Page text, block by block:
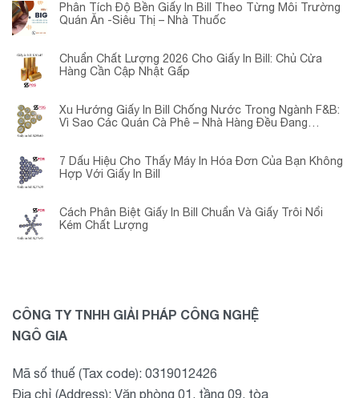
Phân Tích Độ Bền Giấy In Bill Theo Từng Môi Trường
Quán Ăn -Siêu Thị – Nhà Thuốc
Chuẩn Chất Lượng 2026 Cho Giấy In Bill: Chủ Cửa
Hàng Cần Cập Nhật Gấp
Xu Hướng Giấy In Bill Chống Nước Trong Ngành F&B:
Vì Sao Các Quán Cà Phê – Nhà Hàng Đều Đang
7 Dấu Hiệu Cho Thấy Máy In Hóa Đơn Của Bạn Không
Hợp Với Giấy In Bill
Cách Phân Biệt Giấy In Bill Chuẩn Và Giấy Trôi Nổi
Kém Chất Lượng
CÔNG TY TNHH GIẢI PHÁP CÔNG NGHỆ
NGÔ GIA
Mã số thuế (Tax code): 0319012426
Địa chỉ (Address): Văn phòng 01, tầng 09, tòa